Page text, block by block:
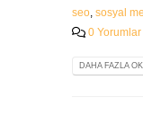
seo sosyal
0 Yorumlar
DAHA FAZLA